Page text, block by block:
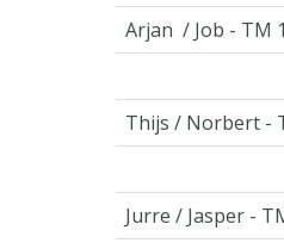
Arjan / Job - TM 1
Thijs / Norbert -
Jurre / Jasper -